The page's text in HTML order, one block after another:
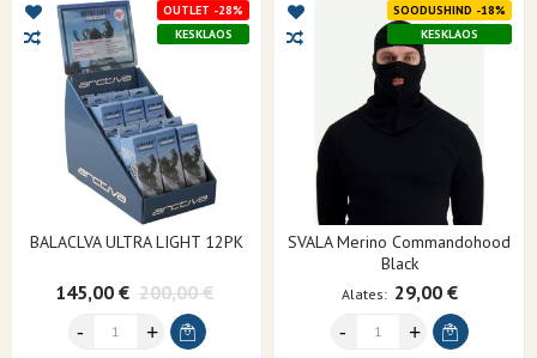
OUTLET -28%
KESKLAOS
BALACLVA ULTRA LIGHT 12PK
145,00 € 200,00 €
SOODUSHIND -18%
KESKLAOS
SVALA Merino Commandohood
Black
Alates 29,00 €